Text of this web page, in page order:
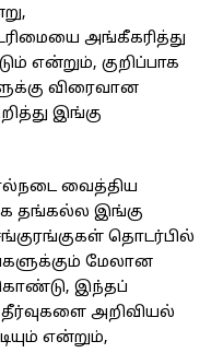
அங்கீகரித்து
என்றும், குறிப்பாக
விரைவான
இங்கு
வைத்திய
தங்கல்ல இங்கு
தொடர்பில்
மேலான
இந்தப்
தீர்வுகளை அறிவியல்
என்றும்,